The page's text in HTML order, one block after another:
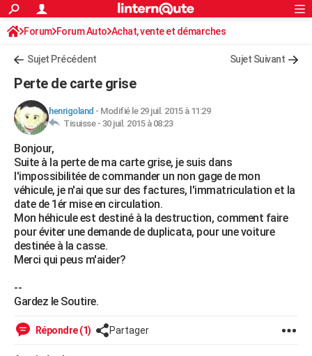
ACTUALITÉS
Politique
Société
Faits Divers
Education
Monde
Villes
+
FINANCE
Retraite
Impôts
Epargne
Immobilier
Risques naturels par ville
Banque
Assurance
Crédit
AUTO
Essais
Réserver un essai
Citadines
Berlines
SUV
Forum auto
+HIGH-TECH
Mobiles
Meilleur smartphone
Internet
Ordinateurs
Jeux vidéo
Guide high-tech
+BRICOLAGE
Forum
Aménagement intérieur
Extérieur
Cuisine
Salle de bains
Jardinage
Rangement
WEEK-END
Guides de France
Escapades
Patrimoine
Expositions
Musées
Week-end nature
+LIFESTYLE
Art de vivre
Modes de vie
Alimentation
Guide de la santé
Maladies
Médicaments
Sommeil
VOYAGE
Destinations
City break
Voyage nature
Voyage de noces
Forum
Climat
PHOTO
S'inscrire
Connexion
Forum Forum Auto Achat, vente et démarches
Démarches administratives
Sujet Précédent Sujet Suivant
Perte de carte grise
henrigoland - Modifié le 29 juil. 2015 à 11:29
Tisuisse - 30 juil. 2015 à 08:23
Bonjour,
Suite à la perte de ma carte grise, je suis dans
l'impossibilitée de commander un non gage de mon
véhicule, je n'ai que sur des factures, l'immatriculation et la
date de 1ér mise en circulation.
Mon héhicule est destiné à la destruction, comment faire
pour éviter une demande de duplicata, pour une voiture
destinée à la casse.
Merci qui peus m'aider?
--
Gardez le Soutire.
Répondre (1) Partager